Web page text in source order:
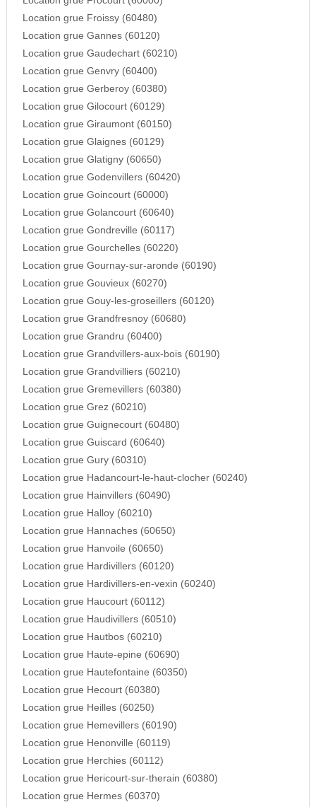
Location grue Froissy (60480)
Location grue Gannes (60120)
Location grue Gaudechart (60210)
Location grue Genvry (60400)
Location grue Gerberoy (60380)
Location grue Gilocourt (60129)
Location grue Giraumont (60150)
Location grue Glaignes (60129)
Location grue Glatigny (60650)
Location grue Godenvillers (60420)
Location grue Goincourt (60000)
Location grue Golancourt (60640)
Location grue Gondreville (60117)
Location grue Gourchelles (60220)
Location grue Gournay-sur-aronde (60190)
Location grue Gouvieux (60270)
Location grue Gouy-les-groseillers (60120)
Location grue Grandfresnoy (60680)
Location grue Grandru (60400)
Location grue Grandvillers-aux-bois (60190)
Location grue Grandvilliers (60210)
Location grue Gremevillers (60380)
Location grue Grez (60210)
Location grue Guignecourt (60480)
Location grue Guiscard (60640)
Location grue Gury (60310)
Location grue Hadancourt-le-haut-clocher (60240)
Location grue Hainvillers (60490)
Location grue Halloy (60210)
Location grue Hannaches (60650)
Location grue Hanvoile (60650)
Location grue Hardivillers (60120)
Location grue Hardivillers-en-vexin (60240)
Location grue Haucourt (60112)
Location grue Haudivillers (60510)
Location grue Hautbos (60210)
Location grue Haute-epine (60690)
Location grue Hautefontaine (60350)
Location grue Hecourt (60380)
Location grue Heilles (60250)
Location grue Hemevillers (60190)
Location grue Henonville (60119)
Location grue Herchies (60112)
Location grue Hericourt-sur-therain (60380)
Location grue Hermes (60370)